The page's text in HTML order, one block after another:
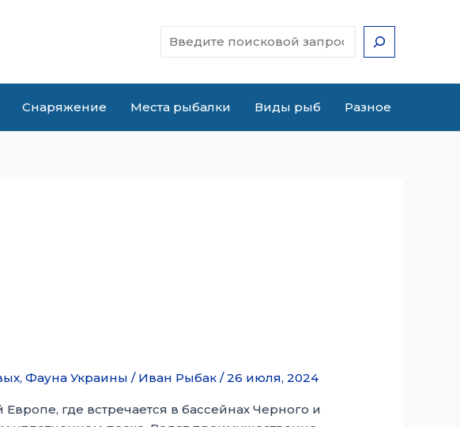
Снаряжение Места рыбалки Виды рыб Разное
, Фауна Украины / Иван Рыбак /26 июля, 2024
где встречается в бассейнах Черного и